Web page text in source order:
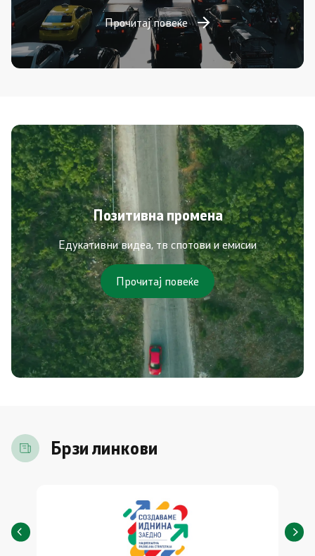
Прочитај повеќе
Позитивна промена
Едукативни видеа, тв спотови и емисии
Прочитај повеќе
Брзи линкови